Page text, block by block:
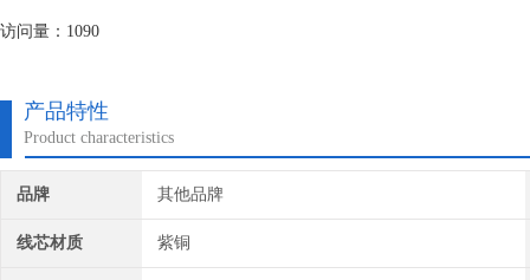
访问量：1090
产品特性
Product characteristics
品牌 其他品牌
线芯材质 紫铜